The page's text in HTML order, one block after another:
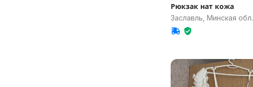
Рюкзак нат кожа
Заславль, Минская обл.